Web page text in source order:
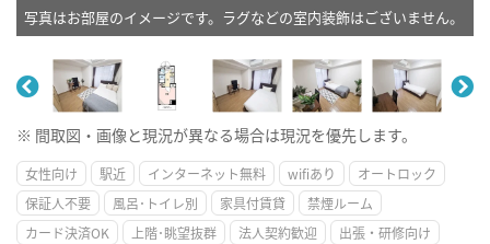
写真はお部屋のイメージです。ラグなどの室内装飾はございません。
※ 間取図・画像と現況が異なる場合は現況を優先します。
女性向け 駅近 インターネット無料 wifiあり
オートロック
保証人不要
風呂･トイレ別 家具付賃貸
禁煙ルーム
カード決済OK
上階･眺望抜群 法人契約歓迎
出張・研修向け